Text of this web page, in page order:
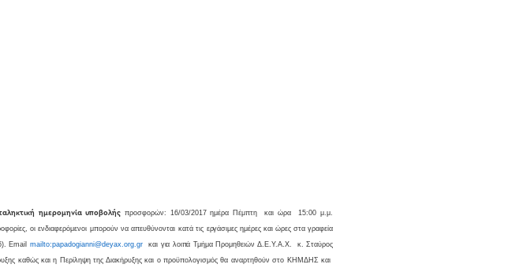
ημερομηνία υποβολής προσφορών: 16/03/2017 ημέρα Πέμπτη και ώρα 15:00 μ.μ.
οι ενδιαφερόμενοι μπορούν να απευθύνονται κατά τις εργάσιμες ημέρες και ώρες στα γραφεία
Email mailto:papadogianni@deyax.org.gr και για λοιπά Τμήμα Προμηθειών Δ.Ε.Υ.Α.Χ.
κ. Σταύρος
καθώς και η Περίληψη της Διακήρυξης και ο προϋπολογισμός θα αναρτηθούν στο ΚΗΜΔΗΣ και